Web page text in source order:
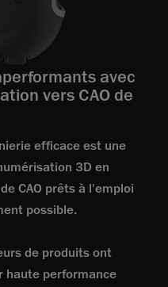
avec
vers CAO de
efficace est une
3D en
CAO prêts à l'emploi
possible.
de produits ont
haute performance